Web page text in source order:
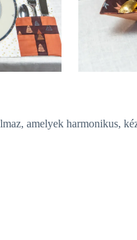
amelyek harmonikus,